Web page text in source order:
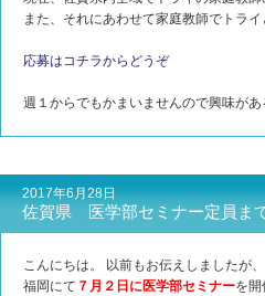
また、それにあわせて家庭教師でトラ
応募はコチラからどうぞ
週１からでもかまいませんので興味が
2017年6月28日
佐賀県 医学部セミナー定員ま
こんにちは。 以前もお伝えしましたが、
福岡にて ７月２日に医学部セミナーを開